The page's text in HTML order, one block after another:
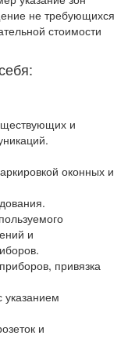
не требующихся
стоимости
и
оконных и
и
привязка
и